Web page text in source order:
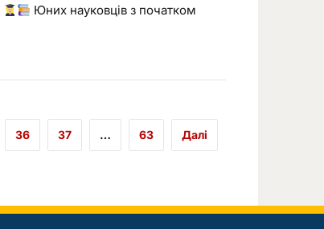
Юних науковців з початком
36 37 … 63 Далі